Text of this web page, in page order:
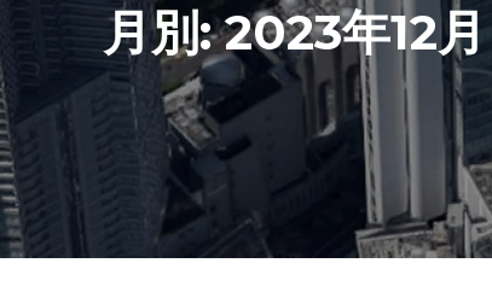
月別: 2023年12月